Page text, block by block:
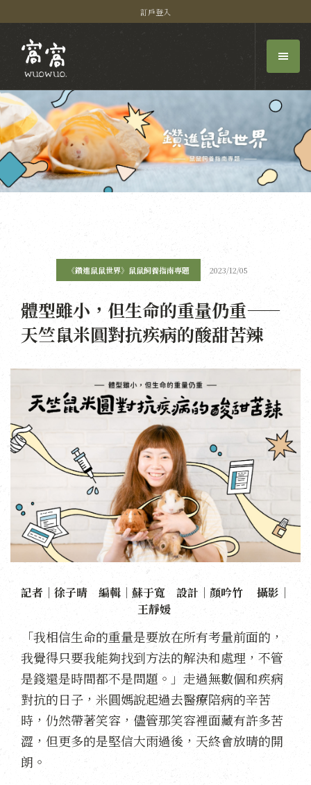
訂戶登入
《鑽進鼠鼠世界》鼠鼠飼養指南專題 2023/12/05
體型雖小，但生命的重量仍重——
天竺鼠米圓對抗疾病的酸甜苦辣
記者｜徐子晴 編輯｜蘇于寬 設計｜顏吟竹 攝影｜
王靜媛
「我相信生命的重量是要放在所有考量前面的，
我覺得只要我能夠找到方法的解決和處理，不管
是錢還是時間都不是問題。」走過無數個和疾病
對抗的日子，米圓媽說起過去醫療陪病的辛苦
時，仍然帶著笑容，儘管那笑容裡面藏有許多苦
澀，但更多的是堅信大雨過後，天終會放晴的開
朗。